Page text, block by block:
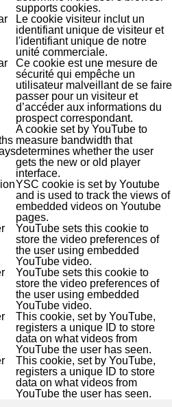
supports cookies.
Le cookie visiteur inclut un
identifiant unique de visiteur et
l'identifiant unique de notre
unité commerciale.
Ce cookie est une mesure de
sécurité qui empêche un
utilisateur malveillant de se faire
passer pour un visiteur et
d’accéder aux informations du
prospect correspondant.
A cookie set by YouTube to
measure bandwidth that
determines whether the user
gets the new or old player
interface.
YSC cookie is set by Youtube
and is used to track the views of
embedded videos on Youtube
pages.
YouTube sets this cookie to
store the video preferences of
the user using embedded
YouTube video.
YouTube sets this cookie to
store the video preferences of
the user using embedded
YouTube video.
This cookie, set by YouTube,
registers a unique ID to store
data on what videos from
YouTube the user has seen.
This cookie, set by YouTube,
registers a unique ID to store
data on what videos from
YouTube the user has seen.